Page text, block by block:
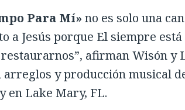
Para Mí» no es solo una
a Jesús porque El siempre
afirman Wisón y
arreglos y producción musical
en Lake Mary, FL.